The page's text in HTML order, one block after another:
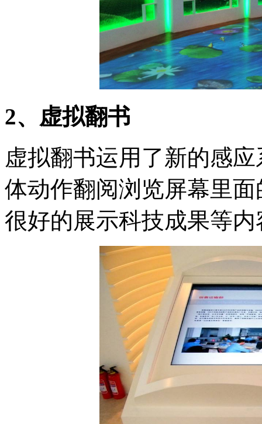
2、虚拟翻书
虚拟翻书运用了新的感
体动作翻阅浏览屏幕里
很好的展示科技成果等